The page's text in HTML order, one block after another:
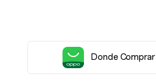
Donde Comprar